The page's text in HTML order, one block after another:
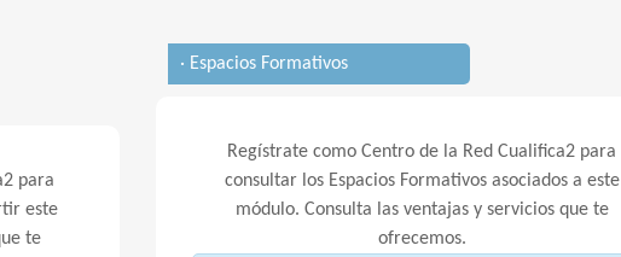
para
este
te
· Espacios Formativos
Regístrate como Centro de la Red Cualifica2 para
consultar los Espacios Formativos asociados a este
módulo. Consulta las ventajas y servicios que te
ofrecemos.